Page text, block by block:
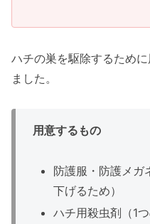
ハチの巣を駆除するため
ました。
用意するもの
防護服・防護メガ
下げるため）
ハチ用殺虫剤（1